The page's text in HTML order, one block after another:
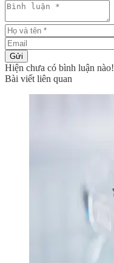
Gửi
Hiện chưa có bình luận nào!
Bài viết liên quan